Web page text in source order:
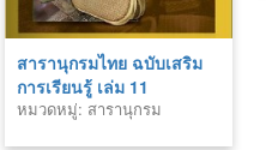
สารานุกรมไทย ฉบับเสริม
การเรียนรู้ เล่ม 11
หมวดหมู่: สารานุกรม